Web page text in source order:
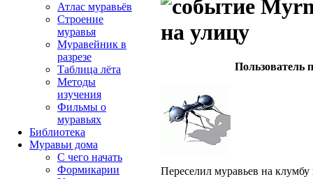
на улицу
Пользователь
Переселил муравьев на
Атлас муравьёв
Строение
муравья
Муравейник в
разрезе
Таблица лёта
Методы
изучения
Фильмы о
муравьях
Библиотека
Муравьи дома
С чего начать
Формикарии